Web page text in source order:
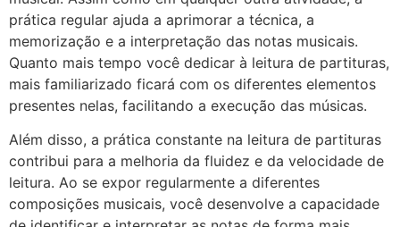
prática regular ajuda a aprimorar a técnica, a
memorização e a interpretação das notas musicais.
Quanto mais tempo você dedicar à leitura de partituras,
mais familiarizado ficará com os diferentes elementos
presentes nelas, facilitando a execução das músicas.
Além disso, a prática constante na leitura de partituras
contribui para a melhoria da fluidez e da velocidade de
leitura. Ao se expor regularmente a diferentes
composições musicais, você desenvolve a capacidade